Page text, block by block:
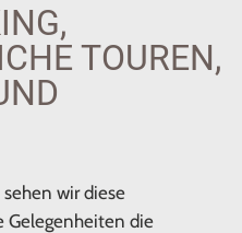
TOUREN,
sehen wir diese
Gelegenheiten die